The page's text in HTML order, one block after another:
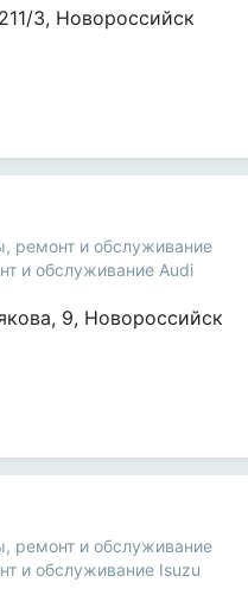
211/3, Новороссийск
, ремонт и обслуживание
и обслуживание Audi
, 9, Новороссийск
, ремонт и обслуживание
и обслуживание Isuzu